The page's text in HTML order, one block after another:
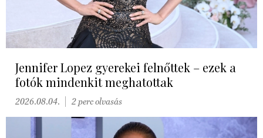
Jennifer Lopez gyerekei felnőttek – ezek a
fotók mindenkit meghatottak
2026.08.04. 2 perc olvasás